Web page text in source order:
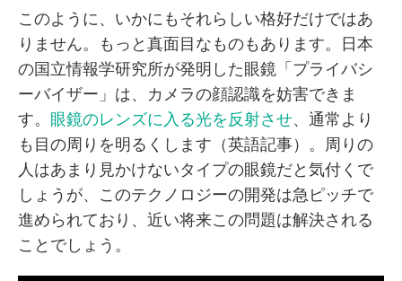
このように、いかにもそれらしい格好だけではあ
りません。もっと真面目なものもあります。日本
の国立情報学研究所が発明した眼鏡「プライバシ
ーバイザー」は、カメラの顔認識を妨害できま
す。 眼鏡のレンズに入る光を反射させ、通常より
も目の周りを明るくします（英語記事）。周りの
人はあまり見かけないタイプの眼鏡だと気付くで
しょうが、このテクノロジーの開発は急ピッチで
進められており、近い将来この問題は解決される
ことでしょう。